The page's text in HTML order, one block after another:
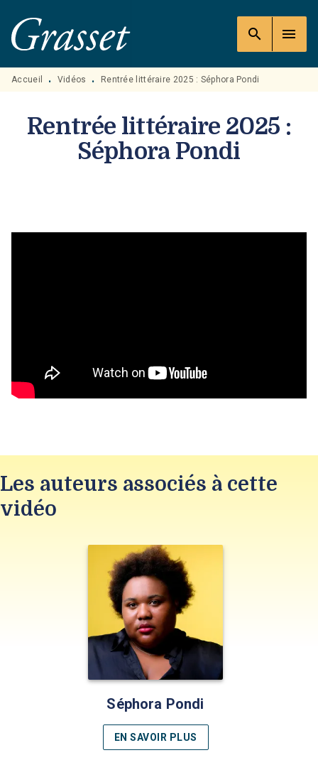
MENU RECHERCHE
PIED DE PAGE
search menu
Accueil • Vidéos • Rentrée littéraire 2025 : Séphora Pondi
Rentrée littéraire 2025 :
Séphora Pondi
Les auteurs associés à cette
vidéo
Séphora Pondi
EN SAVOIR PLUS